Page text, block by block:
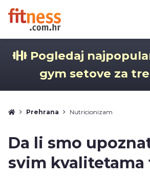
Pogledaj
gym setove za
Prehrana Nutricionizam
Da li smo
svim kvalitetama